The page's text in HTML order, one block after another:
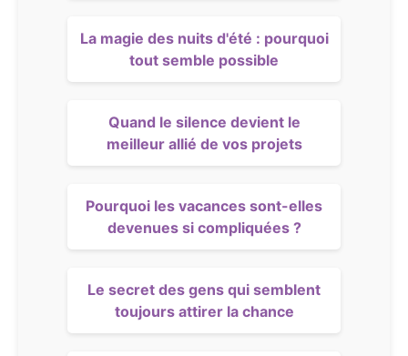
La magie des nuits d'été : pourquoi
tout semble possible
Quand le silence devient le
meilleur allié de vos projets
Pourquoi les vacances sont-elles
devenues si compliquées ?
Le secret des gens qui semblent
toujours attirer la chance